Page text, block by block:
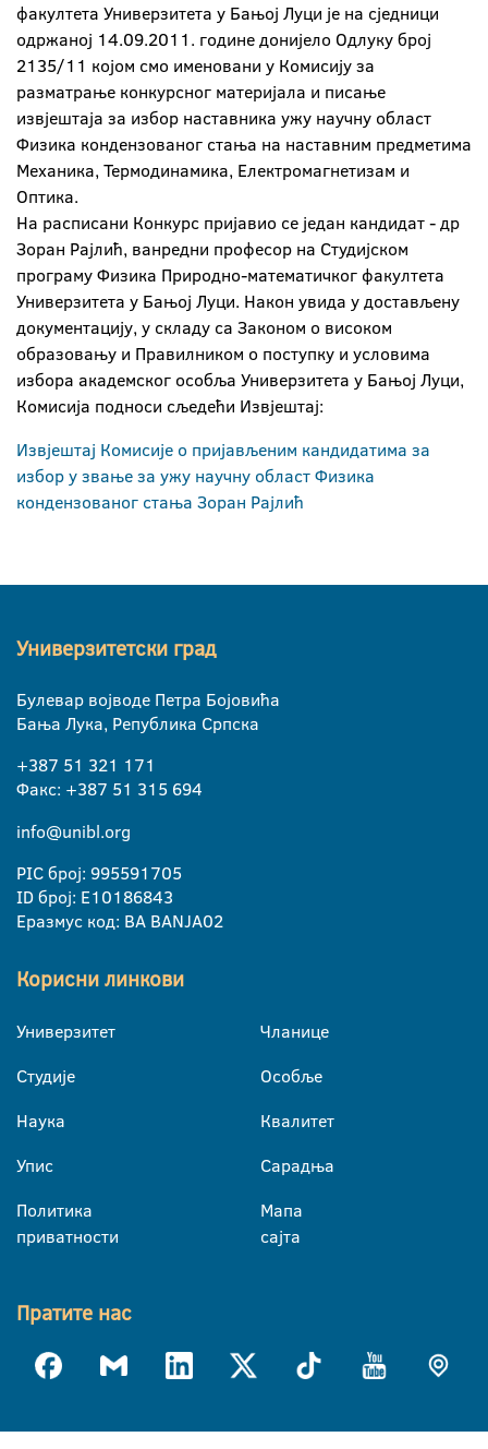
факултета Универзитета у Бањој Луци је на сједници
одржаној 14.09.2011. године донијело Одлуку број
2135/11 којом смо именовани у Комисију за
разматрање конкурсног материјала и писање
извјештаја за избор наставника ужу научну област
Физика кондензованог стања на наставним предметима
Механика, Термодинамика, Електромагнетизам и
Оптика.
На расписани Конкурс пријавио се један кандидат - др
Зоран Рајлић, ванредни професор на Студијском
програму Физика Природно-математичког факултета
Универзитета у Бањој Луци. Након увида у достављену
документацију, у складу са Законом о високом
образовању и Правилником о поступку и условима
избора академског особља Универзитета у Бањој Луци,
Комисија подноси сљедећи Извјештај:
Извјештај Комисије о пријављеним кандидатима за
избор у звање за ужу научну област Физика
кондензованог стања Зоран Рајлић
Универзитетски град
Булевар војводе Петра Бојовића
Бања Лука, Република Српска
+387 51 321 171
Факс: +387 51 315 694
info@unibl.org
PIC број: 995591705
ID број: E10186843
Еразмус код: BA BANJA02
Корисни линкови
Универзитет
Студије
Наука
Упис
Политика
приватности
Чланице
Особље
Квалитет
Сарадња
Мапа
сајта
Пратите нас